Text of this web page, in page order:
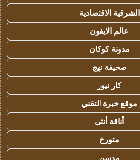
الشرقية الاقتصادية
عالم الايفون
مدونة كوكان
صحيفة نهج
كار نيوز
موقع خبرة التقني
أناقة أنثى
متورخ
مدسن